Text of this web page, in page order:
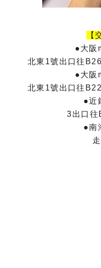
【
●大阪
北東1號出口往
●大阪
北東1號出口往
●近
3出口往
●南